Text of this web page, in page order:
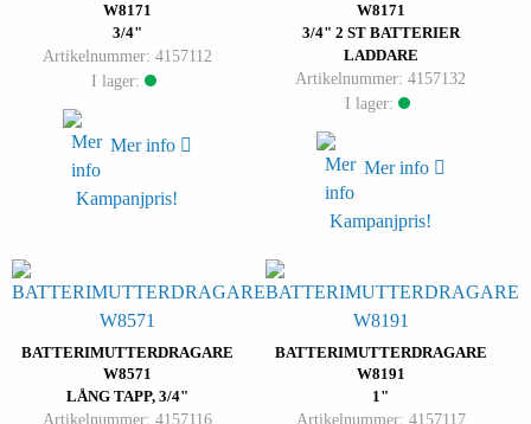
W8171
3/4"
Artikelnummer: 4157112
I lager:
Mer info
Kampanjpris!
W8171
3/4" 2 ST BATTERIER
LADDARE
Artikelnummer: 4157132
I lager:
Mer info
Kampanjpris!
BATTERIMUTTERDRAGARE
W8571
LÅNG TAPP, 3/4"
Artikelnummer: 4157116
BATTERIMUTTERDRAGARE
W8191
1"
Artikelnummer: 4157117